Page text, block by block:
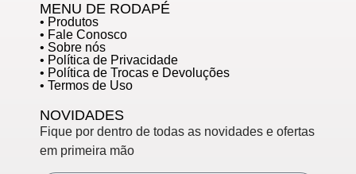
MENU DE RODAPÉ
• Produtos
• Fale Conosco
• Sobre nós
• Política de Privacidade
• Política de Trocas e Devoluções
• Termos de Uso
NOVIDADES
Fique por dentro de todas as novidades e ofertas
em primeira mão